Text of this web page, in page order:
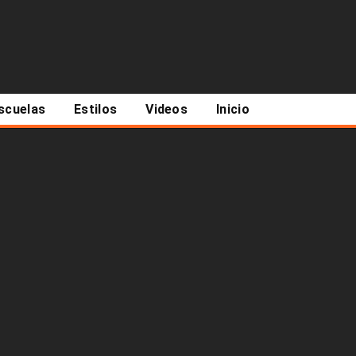
Estilos Videos Inicio